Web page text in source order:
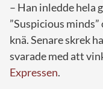
– Han inledde hela
”Suspicious
knä. Senare skrek
svarade med att
Expressen.